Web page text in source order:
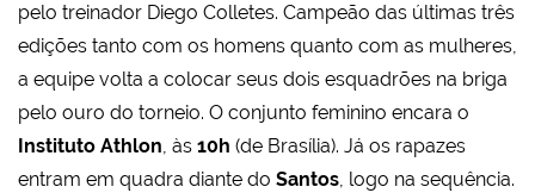
pelo treinador Diego Colletes. Campeão das últimas três
edições tanto com os homens quanto com as mulheres,
a equipe volta a colocar seus dois esquadrões na briga
pelo ouro do torneio. O conjunto feminino encara o
Instituto Athlon, às 10h (de Brasília). Já os rapazes
entram em quadra diante do Santos, logo na sequência.